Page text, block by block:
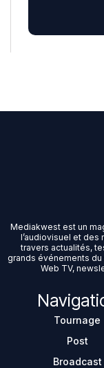
Mediakwest est un
l’audiovisuel et des
travers actualités,
grands événements
Web TV,
Tournage
Post
Broadcast